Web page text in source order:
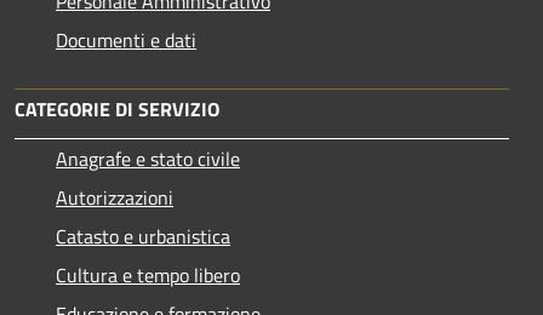
Documenti e dati
CATEGORIE DI SERVIZIO
Anagrafe e stato civile
Autorizzazioni
Catasto e urbanistica
Cultura e tempo libero